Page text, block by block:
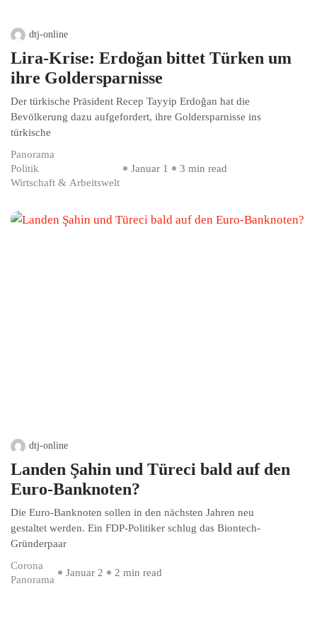
dtj-online
Lira-Krise: Erdoğan bittet Türken um
ihre Goldersparnisse
Der türkische Präsident Recep Tayyip Erdoğan hat die
Bevölkerung dazu aufgefordert, ihre Goldersparnisse ins
türkische
Panorama
Politik
Wirtschaft & Arbeitswelt
Januar 1 3 min read
dtj-online
Landen Şahin und Türeci bald auf den
Euro-Banknoten?
Die Euro-Banknoten sollen in den nächsten Jahren neu
gestaltet werden. Ein FDP-Politiker schlug das Biontech-
Gründerpaar
Corona
Panorama
Januar 2 2 min read